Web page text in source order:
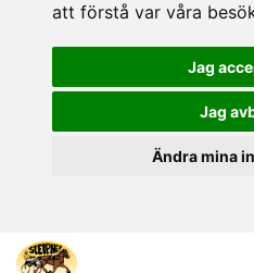
att förstå var våra
Jag
Jag
Ändra mina